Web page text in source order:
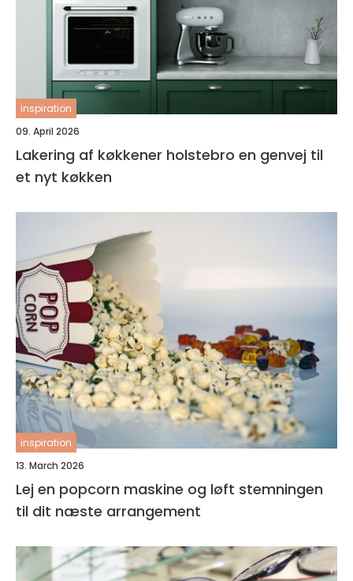
inspiration
09. April 2026
Lakering af køkkener holstebro en genvej til
et nyt køkken
inspiration
13. March 2026
Lej en popcorn maskine og løft stemningen
til dit næste arrangement